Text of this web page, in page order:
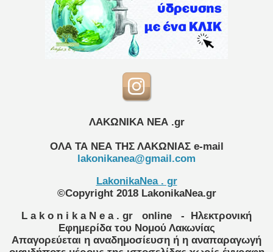
ΛΑΚΩΝΙΚΑ ΝΕΑ .gr
ΟΛΑ ΤΑ ΝΕΑ ΤΗΣ ΛΑΚΩΝΙΑΣ e-mail
lakonikanea@gmail.com
LakonikaNea . gr
©Copyright 2018 LakonikaNea.gr
L a k o n i k a N e a . gr
online
- Ηλεκτρονική
Εφημερίδα του Νομού Λακωνίας
Απαγορεύεται η αναδημοσίευση ή η αναπαραγωγή